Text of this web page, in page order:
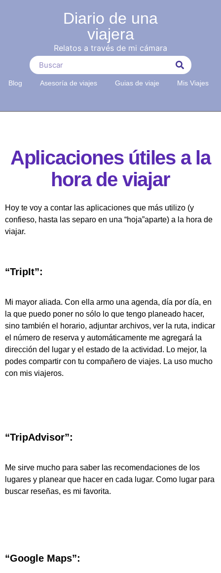
Diario de una
viajera
Relatos a través de mi cámara
Blog Asesoría de viajes Guias de viaje Mis Viajes
Aplicaciones útiles a la
hora de viajar
Hoy te voy a contar las aplicaciones que más utilizo (y
confieso, hasta las separo en una “hoja”aparte) a la hora de
viajar.
“TripIt”:
Mi mayor aliada. Con ella armo una agenda, día por día, en
la que puedo poner no sólo lo que tengo planeado hacer,
sino también el horario, adjuntar archivos, ver la ruta, indicar
el número de reserva y automáticamente me agregará la
dirección del lugar y el estado de la actividad. Lo mejor, la
podes compartir con tu compañero de viajes. La uso mucho
con mis viajeros.
“TripAdvisor”:
Me sirve mucho para saber las recomendaciones de los
lugares y planear que hacer en cada lugar. Como lugar para
buscar reseñas, es mi favorita.
“Google Maps”: